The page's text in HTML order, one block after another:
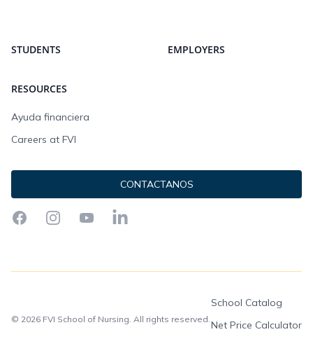
STUDENTS EMPLOYERS
RESOURCES
Ayuda financiera
Careers at FVI
CONTACTANOS
FacebookInstagramYouTubeLinkedIn
© 2026 FVI School of Nursing. All rights reserved.
School Catalog
Net Price Calculator